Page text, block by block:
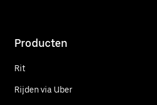
Producten
Rit
Rijden via Uber